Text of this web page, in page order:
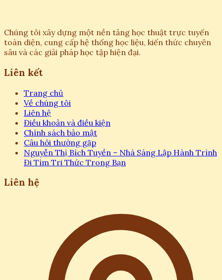
Chúng tôi xây dựng một nền tảng học thuật trực tuyến
toàn diện, cung cấp hệ thống học liệu, kiến thức chuyên
sâu và các giải pháp học tập hiện đại.
Liên kết
Trang chủ
Về chúng tôi
Liên hệ
Điều khoản và điều kiện
Chính sách bảo mật
Câu hỏi thường gặp
Nguyễn Thị Bích Tuyền – Nhà Sáng Lập Hành Trình
Đi Tìm Tri Thức Trong Bạn
Liên hệ